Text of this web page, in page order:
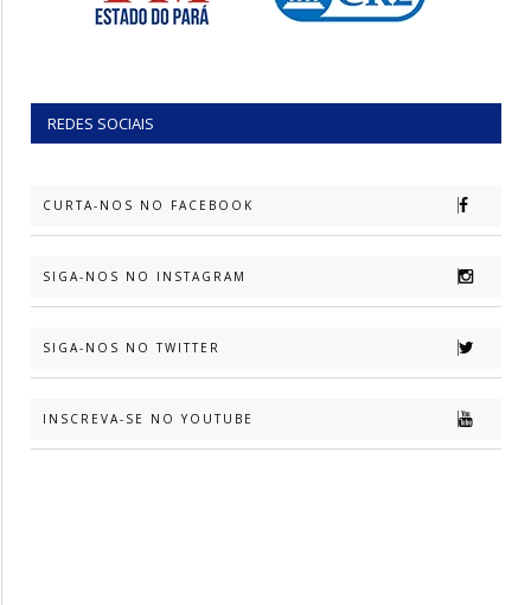
REDES SOCIAIS
CURTA-NOS NO FACEBOOK
SIGA-NOS NO INSTAGRAM
SIGA-NOS NO TWITTER
INSCREVA-SE NO YOUTUBE